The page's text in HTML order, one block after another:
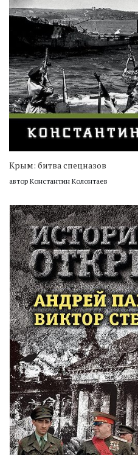
Крым: битва спецназов
автор Константин Колонтаев